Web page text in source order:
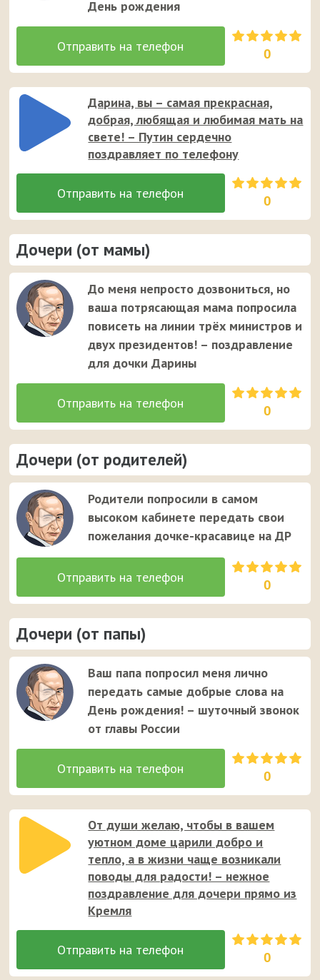
День рождения
0
Дарина, вы – самая прекрасная,
добрая, любящая и любимая мать на
свете! – Путин сердечно
поздравляет по телефону
0
Дочери (от мамы)
До меня непросто дозвониться, но
ваша потрясающая мама попросила
повисеть на линии трёх министров и
двух президентов! – поздравление
для дочки Дарины
0
Дочери (от родителей)
Родители попросили в самом
высоком кабинете передать свои
пожелания дочке-красавице на ДР
0
Дочери (от папы)
Ваш папа попросил меня лично
передать самые добрые слова на
День рождения! – шуточный звонок
от главы России
0
От души желаю, чтобы в вашем
уютном доме царили добро и
тепло, а в жизни чаще возникали
поводы для радости! – нежное
поздравление для дочери прямо из
Кремля
0